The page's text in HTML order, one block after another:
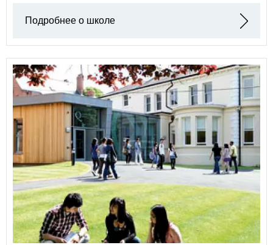
Подробнее о школе